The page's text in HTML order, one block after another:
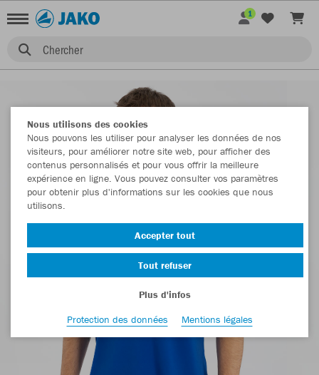
Chercher
1
Nous utilisons des cookies
Nous pouvons les utiliser pour analyser les données de nos
visiteurs, pour améliorer notre site web, pour afficher des
contenus personnalisés et pour vous offrir la meilleure
expérience en ligne. Vous pouvez consulter vos paramètres
pour obtenir plus d'informations sur les cookies que nous
utilisons.
Accepter tout
Tout refuser
Plus d'infos
Protection des données
Mentions légales